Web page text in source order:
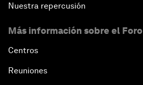
Nuestra repercusión
Más información sobre el Foro
Centros
Reuniones